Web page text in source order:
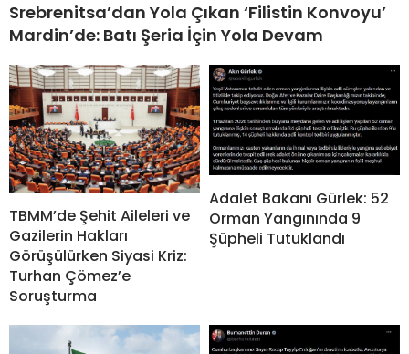
Srebrenitsa’dan Yola Çıkan ‘Filistin Konvoyu’
Mardin’de: Batı Şeria İçin Yola Devam
TBMM’de Şehit Aileleri ve
Gazilerin Hakları
Görüşülürken Siyasi Kriz:
Turhan Çömez’e
Soruşturma
Adalet Bakanı Gürlek: 52
Orman Yangınında 9
Şüpheli Tutuklandı